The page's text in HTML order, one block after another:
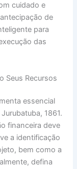
cuidado e
de
para
das
Seus Recursos
essencial
1861.
financeira deve
a identificação
bem como a
defina